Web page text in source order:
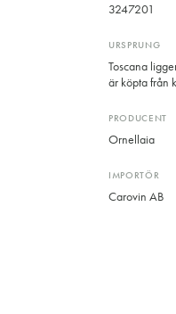
3247201
URSPRUNG
Toscana
är köpta från
PRODUCENT
Ornellaia
IMPORTÖR
Carovin AB